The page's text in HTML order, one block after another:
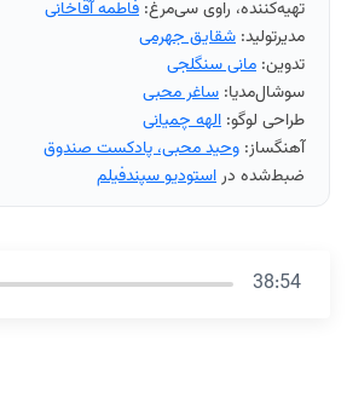
تهیه‌کننده، راوی سی‌مرغ: فاطمه آقاخانی
مدیرتولید: شقایق جهرمی
تدوین: مانی سنگلجی
سوشال‌مدیا: ساغر محبی
طراحی لوگو: الهه چمیانی
آهنگساز: وحید محبی، پادکست صندوق
ضبط‌شده دراستودیو سپندفیلم
38:54